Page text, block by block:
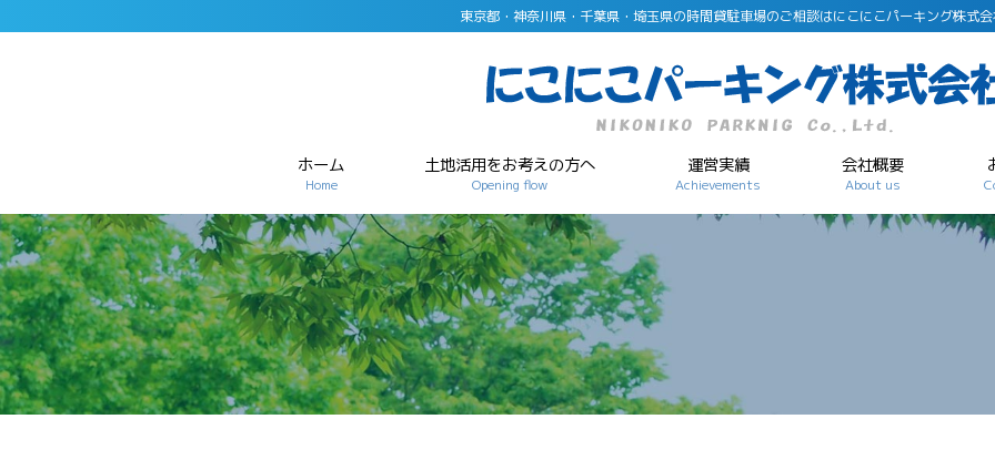
東京都・神奈川県・千葉県・埼玉県の時間貸駐車場のご相談はにこにこパーキング株式
ホーム
Home
土地活用をお考えの方へ
Opening flow
運営実績
Achievements
会社概要
About us